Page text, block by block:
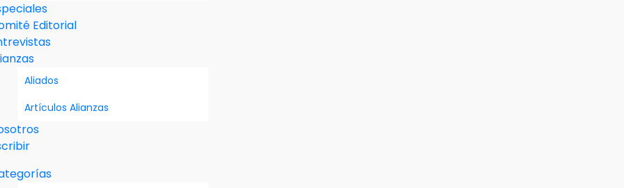
Editorial
Aliados
Artículos Alianzas